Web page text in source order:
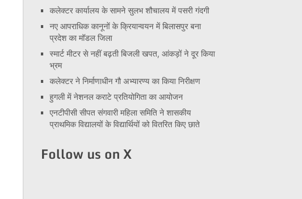
कलेक्टर कार्यालय के सामने सुलभ शौचालय में पसरी गंदगी
नए आपराधिक कानूनों के क्रियान्वयन में बिलासपुर बना
प्रदेश का मॉडल जिला
स्मार्ट मीटर से नहीं बढ़ती बिजली खपत, आंकड़ों ने दूर किया
भ्रम
कलेक्टर ने निर्माणाधीन गौ अभ्यारण्य का किया निरीक्षण
हुगली में नेशनल कराटे प्रतियोगिता का आयोजन
एनटीपीसी सीपत संगवारी महिला समिति ने शासकीय
प्राथमिक विद्यालयों के विद्यार्थियों को वितरित किए छाते
Follow us on X